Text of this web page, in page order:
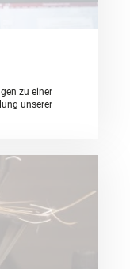
zu einer
unserer